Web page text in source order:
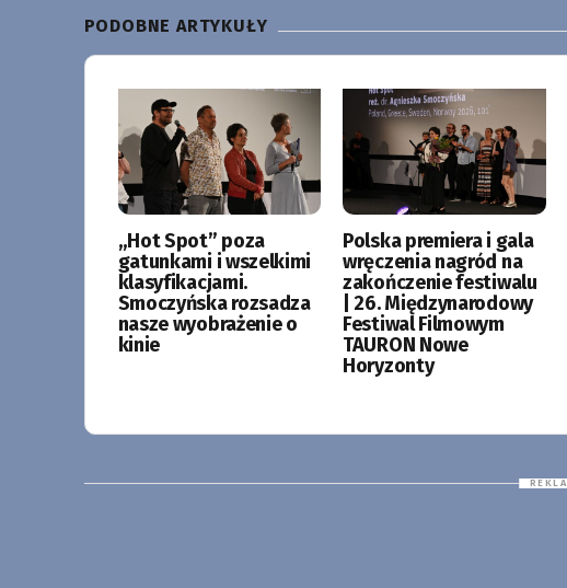
PODOBNE ARTYKUŁY
„Hot Spot” poza
gatunkami i wszelkimi
klasyfikacjami.
Smoczyńska rozsadza
nasze wyobrażenie o
kinie
Polska premiera i gala
wręczenia nagród na
zakończenie festiwalu
| 26. Międzynarodowy
Festiwal Filmowym
TAURON Nowe
Horyzonty